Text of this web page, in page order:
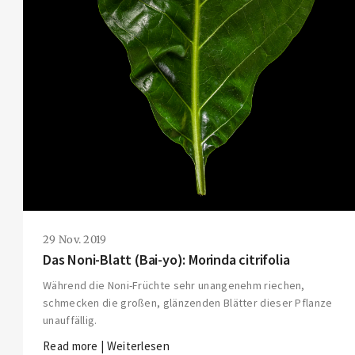
29 Nov. 2019
Das Noni-Blatt (Bai-yo): Morinda citrifolia
Während die Noni-Früchte sehr unangenehm riechen,
schmecken die großen, glänzenden Blätter dieser Pflanze
unauffällig.
Read more | Weiterlesen